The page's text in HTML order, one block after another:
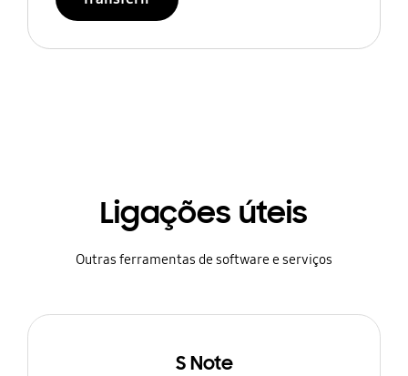
Ligações úteis
Outras ferramentas de software e serviços
S Note